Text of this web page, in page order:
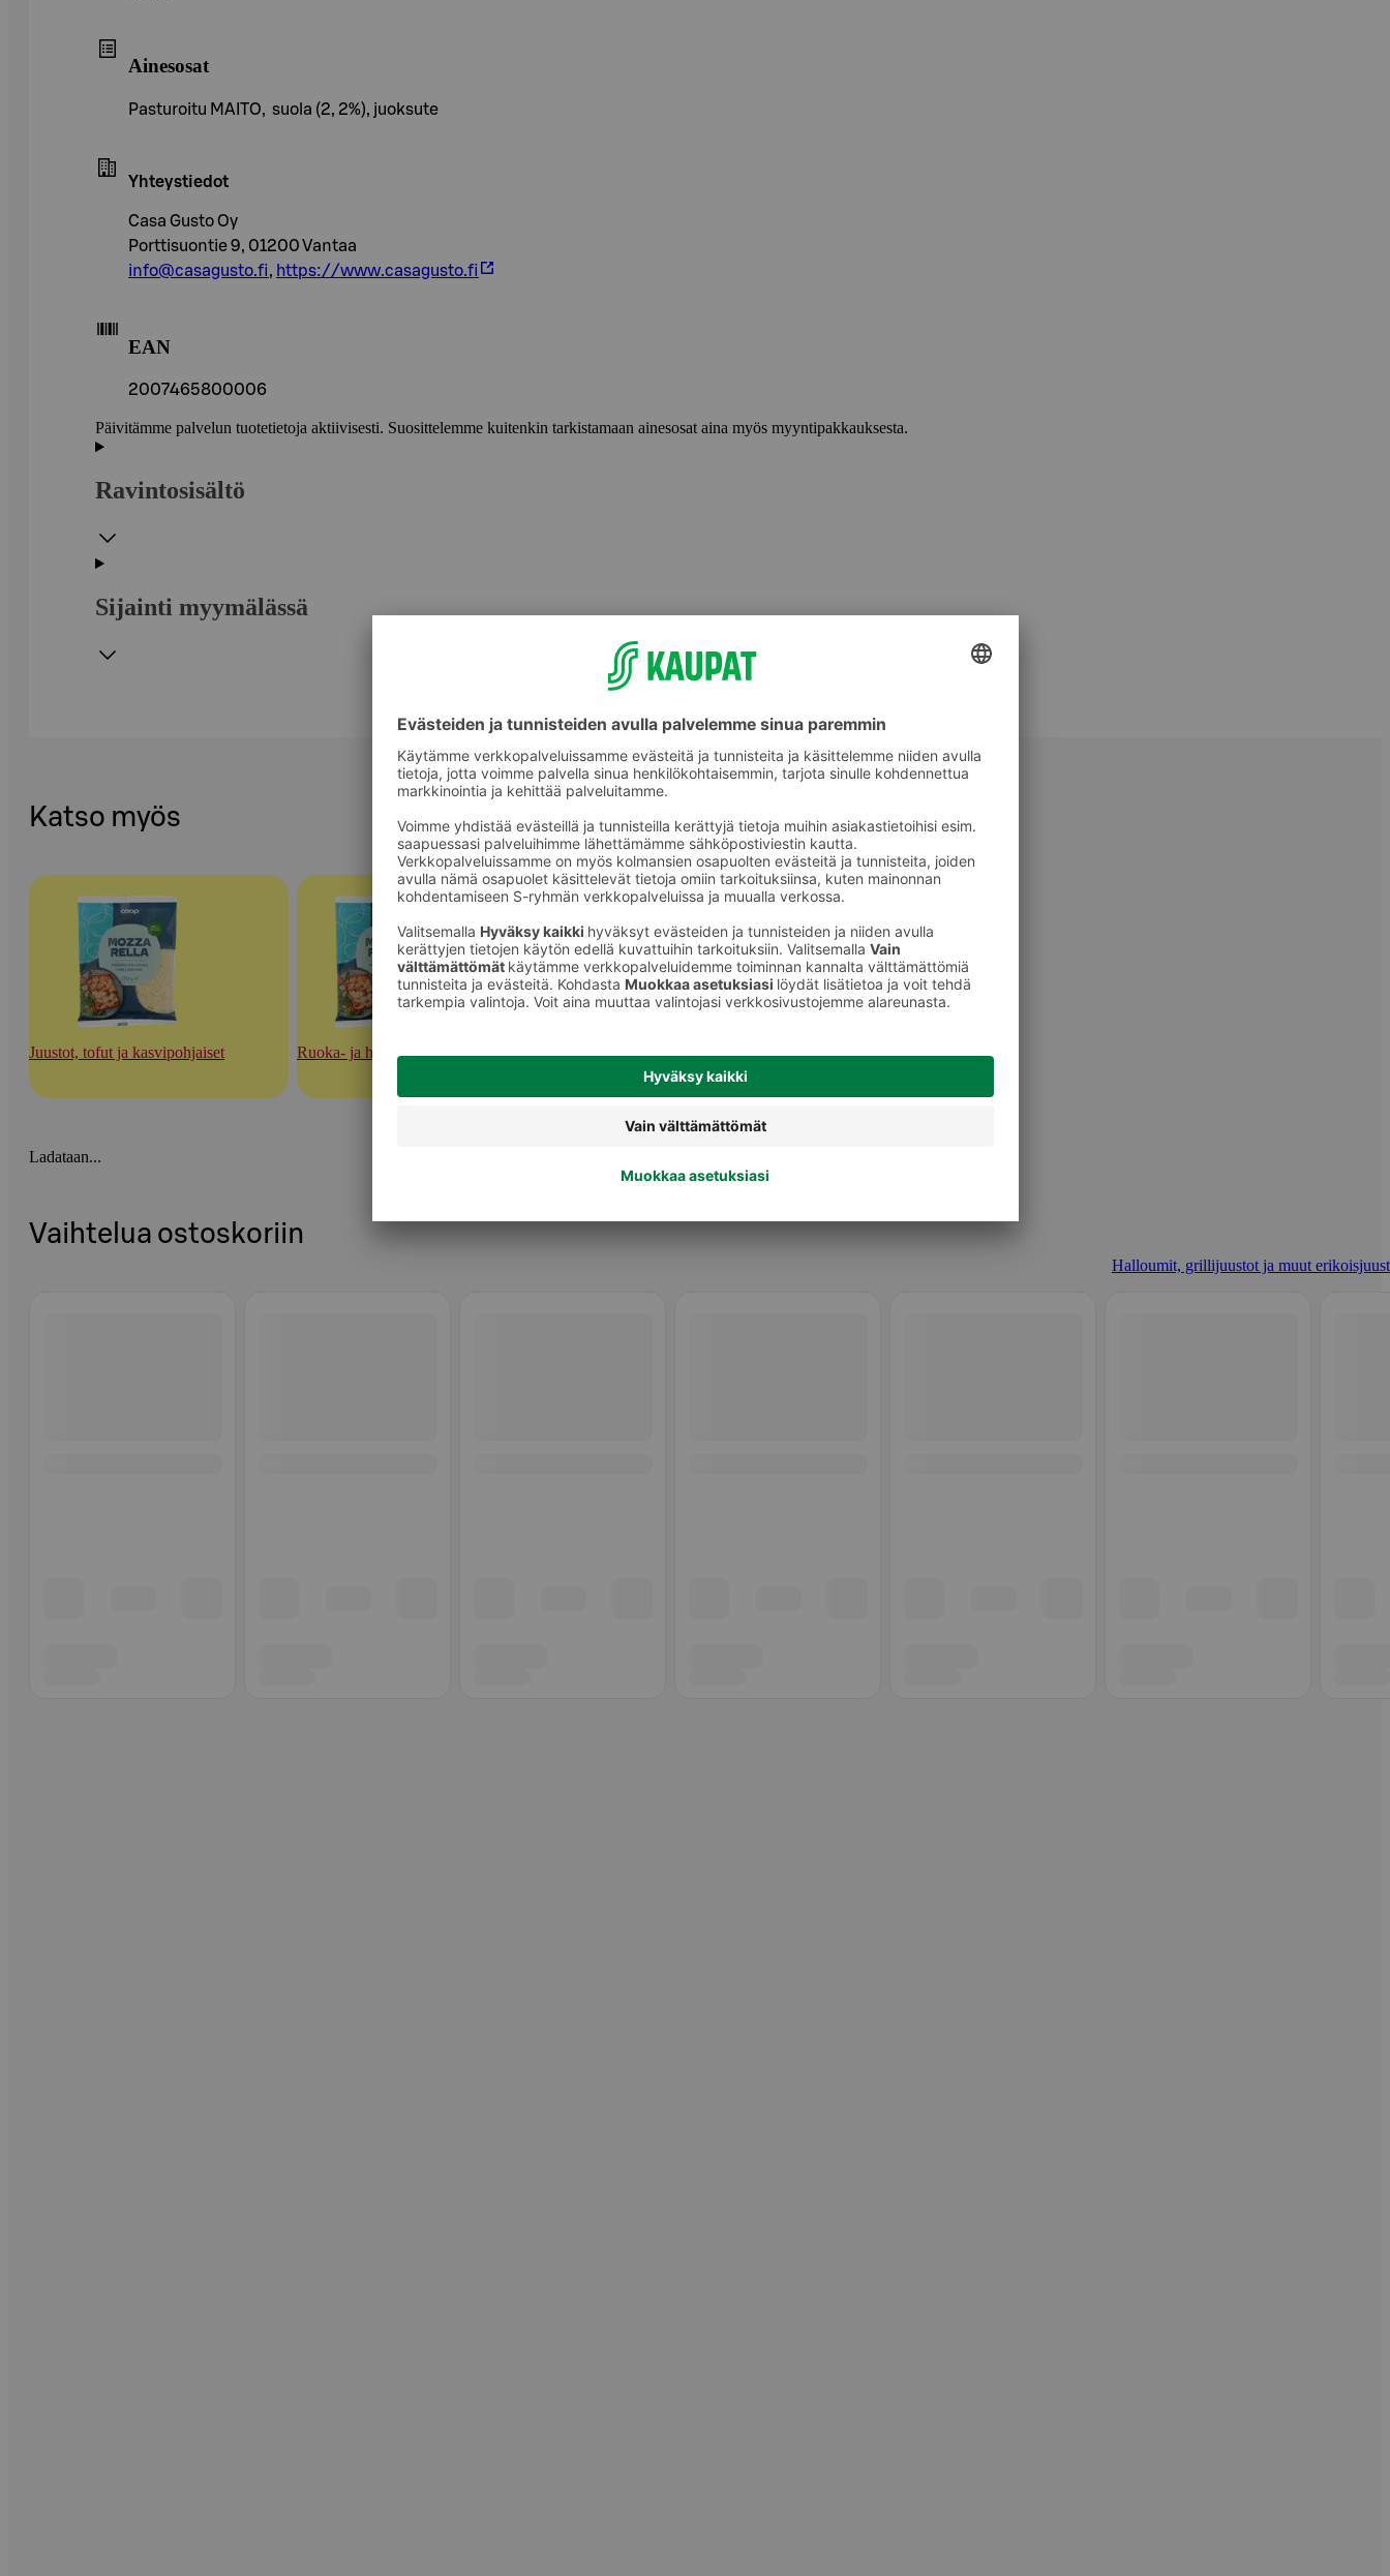
Ainesosat
Pasturoitu MAITO, suola (2, 2%), juoksute
Yhteystiedot
Casa Gusto Oy
Porttisuontie 9, 01200 Vantaa
info@casagusto.fi, https://www.casagusto.fi
EAN
2007465800006
Päivitämme palvelun tuotetietoja aktiivisesti. Suosittelemme kuitenkin tarkistamaan ainesosat aina myös myyntipakkauksesta.
Ravintosisältö
Sijainti myymälässä
Katso myös
Juustot, tofut ja kasvipohjaiset Ruoka- ja herkuttelujuustot
erikoisjuustot
Ladataan...
Vaihtelua ostoskoriin
Halloumit, grillijuustot ja muut